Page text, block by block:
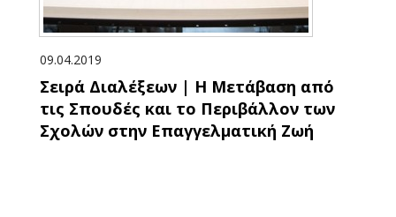
09.04.2019
Σειρά Διαλέξεων | Η Μετάβαση από
τις Σπουδές και το Περιβάλλον των
Σχολών στην Επαγγελματική Ζωή